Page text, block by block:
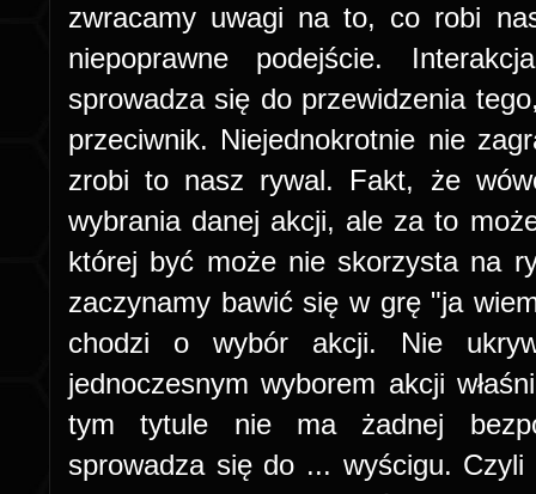
zwracamy uwagi na to, co robi
niepoprawne podejście.
sprowadza się do przewidzenia
przeciwnik. Niejednokrotnie nie
zrobi to nasz rywal. Fakt, że
wybrania danej akcji, ale za to
której być może nie skorzysta na
zaczynamy bawić się w grę "ja
chodzi o wybór akcji. Nie
jednoczesnym wyborem akcji
tym tytule nie ma żadnej
sprowadza się do ... wyścigu.